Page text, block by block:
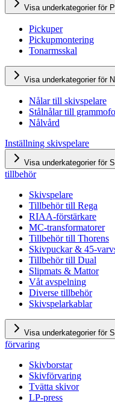
Visa underkategorier för
Pickuper
Pickupmontering
Tonarmsskal
Visa underkategorier för
Nålar till skivspelare
Stålnålar till
Nålvård
Inställning skivspelare
Visa underkategorier för
tillbehör
Skivspelare
Tillbehör till Rega
RIAA-förstärkare
MC-transformatorer
Tillbehör till Thorens
Skivpuckar & 45-
Tillbehör till Dual
Slipmats & Mattor
Våt avspelning
Diverse tillbehör
Skivspelarkablar
Visa underkategorier för
förvaring
Skivborstar
Skivförvaring
Tvätta skivor
LP-press